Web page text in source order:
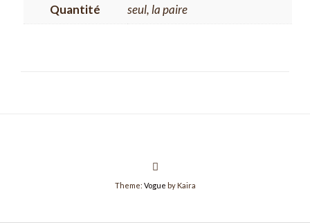
Quantité
seul, la paire
Theme: Vogue by Kaira